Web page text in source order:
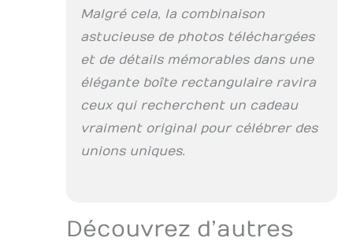
cartes que vous
avez reçues dans
notre boîte postale
photographie
professionnelle et
l'édition dans un
livre cadeau
retour pour que vos
cartes soient
Malgré cela, la combinaison
astucieuse de photos téléchargées
et de détails mémorables dans une
élégante boîte rectangulaire ravira
ceux qui recherchent un cadeau
vraiment original pour célébrer des
unions uniques.
Découvrez d’autres